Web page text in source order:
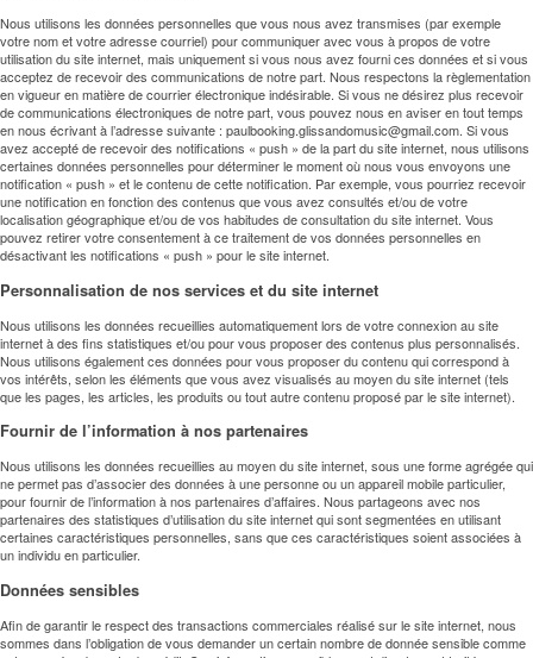
Nous utilisons les données personnelles que vous nous avez transmises (par exemple
votre nom et votre adresse courriel) pour communiquer avec vous à propos de votre
utilisation du site internet, mais uniquement si vous nous avez fourni ces données et si vous
acceptez de recevoir des communications de notre part. Nous respectons la règlementation
en vigueur en matière de courrier électronique indésirable. Si vous ne désirez plus recevoir
de communications électroniques de notre part, vous pouvez nous en aviser en tout temps
en nous écrivant à l’adresse suivante : paulbooking.glissandomusic@gmail.com. Si vous
avez accepté de recevoir des notifications « push » de la part du site internet, nous utilisons
certaines données personnelles pour déterminer le moment où nous vous envoyons une
notification « push » et le contenu de cette notification. Par exemple, vous pourriez recevoir
une notification en fonction des contenus que vous avez consultés et/ou de votre
localisation géographique et/ou de vos habitudes de consultation du site internet. Vous
pouvez retirer votre consentement à ce traitement de vos données personnelles en
désactivant les notifications « push » pour le site internet.
Personnalisation de nos services et du site internet
Nous utilisons les données recueillies automatiquement lors de votre connexion au site
internet à des fins statistiques et/ou pour vous proposer des contenus plus personnalisés.
Nous utilisons également ces données pour vous proposer du contenu qui correspond à
vos intérêts, selon les éléments que vous avez visualisés au moyen du site internet (tels
que les pages, les articles, les produits ou tout autre contenu proposé par le site internet).
Fournir de l’information à nos partenaires
Nous utilisons les données recueillies au moyen du site internet, sous une forme agrégée qui
ne permet pas d’associer des données à une personne ou un appareil mobile particulier,
pour fournir de l’information à nos partenaires d’affaires. Nous partageons avec nos
partenaires des statistiques d’utilisation du site internet qui sont segmentées en utilisant
certaines caractéristiques personnelles, sans que ces caractéristiques soient associées à
un individu en particulier.
Données sensibles
Afin de garantir le respect des transactions commerciales réalisé sur le site internet, nous
sommes dans l’obligation de vous demander un certain nombre de donnée sensible comme